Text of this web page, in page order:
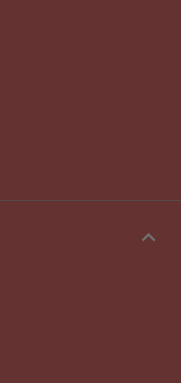
keyboard_arrow_up